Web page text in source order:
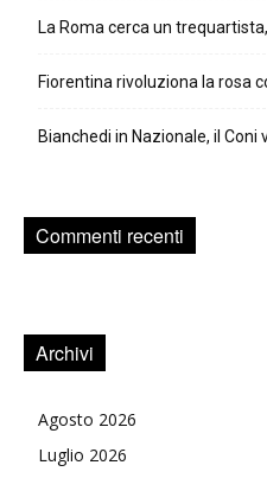
La Roma cerca un
Fiorentina rivoluziona la rosa
Bianchedi in Nazionale, il Coni
Commenti recenti
Archivi
Agosto 2026
Luglio 2026